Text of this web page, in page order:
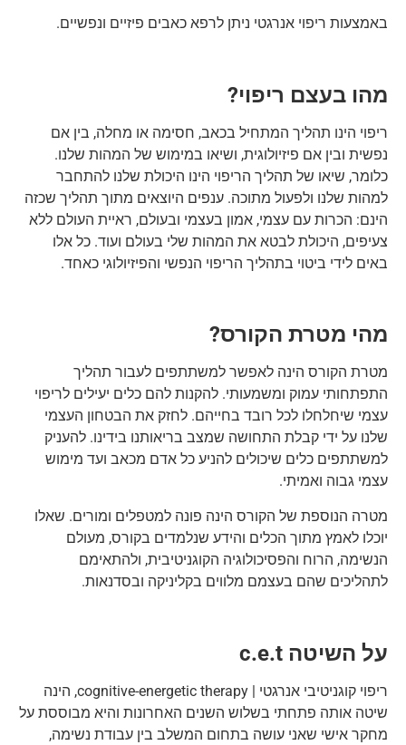
באמצעות ריפוי אנרגטי ניתן לרפא כאבים פיזיים ונפשיים.
מהו בעצם ריפוי?
ריפוי הינו תהליך המתחיל בכאב, חסימה או מחלה, בין אם
נפשית ובין אם פיזיולוגית, ושיאו במימוש של המהות שלנו.
כלומר, שיאו של תהליך הריפוי הינו היכולת שלנו להתחבר
למהות שלנו ולפעול מתוכה. ענפים היוצאים מתוך תהליך שכזה
הינם: הכרות עם עצמי, אמון בעצמי ובעולם, ראיית העולם ללא
צעיפים, היכולת לבטא את המהות שלי בעולם ועוד. כל אלו
באים לידי ביטוי בתהליך הריפוי הנפשי והפיזיולוגי כאחד.
מהי מטרת הקורס?
מטרת הקורס הינה לאפשר למשתתפים לעבור תהליך
התפתחותי עמוק ומשמעותי. להקנות להם כלים יעילים לריפוי
עצמי שיחלחלו לכל רובד בחייהם. לחזק את הבטחון העצמי
שלנו על ידי קבלת התחושה שמצב בריאותנו בידינו. להעניק
למשתתפים כלים שיכולים להניע כל אדם מכאב ועד מימוש
עצמי גבוה ואמיתי.
מטרה הנוספת של הקורס הינה פונה למטפלים ומורים. שאלו
יוכלו לאמץ מתוך הכלים והידע שנלמדים בקורס, מעולם
הנשימה, הרוח והפסיכולוגיה הקוגניטיבית, ולהתאימם
לתהליכים שהם בעצמם מלווים בקליניקה ובסדנאות.
על השיטה c.e.t
ריפוי קוגניטיבי אנרגטי | cognitive-energetic therapy, הינה
שיטה אותה פתחתי בשלוש השנים האחרונות והיא מבוססת על
מחקר אישי שאני עושה בתחום המשלב בין עבודת נשימה,